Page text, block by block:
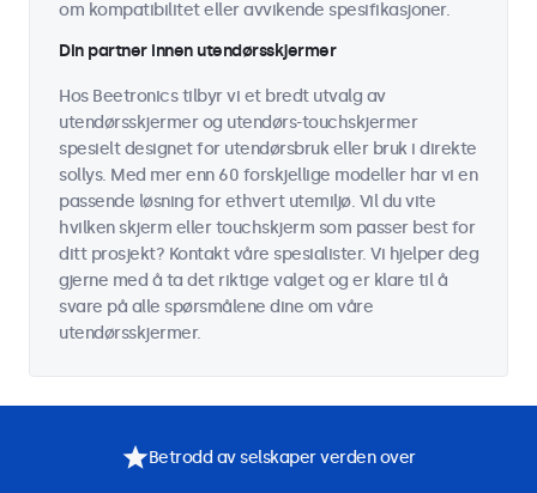
om kompatibilitet eller avvikende spesifikasjoner.
Din partner innen utendørsskjermer
Hos Beetronics tilbyr vi et bredt utvalg av
utendørsskjermer og utendørs-touchskjermer
spesielt designet for utendørsbruk eller bruk i direkte
sollys. Med mer enn 60 forskjellige modeller har vi en
passende løsning for ethvert utemiljø. Vil du vite
hvilken skjerm eller touchskjerm som passer best for
ditt prosjekt? Kontakt våre spesialister. Vi hjelper deg
gjerne med å ta det riktige valget og er klare til å
svare på alle spørsmålene dine om våre
utendørsskjermer.
Betrodd av selskaper verden over